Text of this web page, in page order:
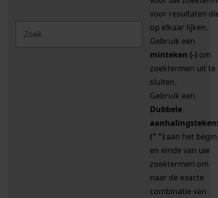
voor resultaten
op elkaar lijken.
Gebruik een
minteken (-) om
zoektermen uit te
sluiten.
Gebruik een
Dubbele
(" ") aan het begin
en einde van uw
zoektermen om
naar de exacte
combinatie van